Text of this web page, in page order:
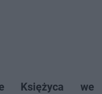
Księżyca we